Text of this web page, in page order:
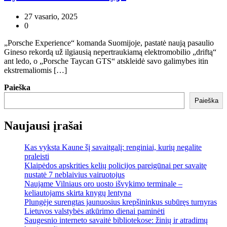
27 vasario, 2025
0
„Porsche Experience“ komanda Suomijoje, pastatė naują pasaulio
Gineso rekordą už ilgiausią nepertraukiamą elektromobilio „driftą“
ant ledo, o „Porsche Taycan GTS“ atskleidė savo galimybes itin
ekstremaliomis […]
Paieška
Paieška
Naujausi įrašai
Kas vyksta Kaune šį savaitgalį: renginiai, kurių negalite
praleisti
Klaipėdos apskrities kelių policijos pareigūnai per savaitę
nustatė 7 neblaivius vairuotojus
Naujame Vilniaus oro uosto išvykimo terminale –
keliautojams skirta knygų lentyna
Plungėje surengtas jaunuosius krepšininkus subūręs turnyras
Lietuvos valstybės atkūrimo dienai paminėti
Saugesnio interneto savaitė bibliotekose: žinių ir atradimų